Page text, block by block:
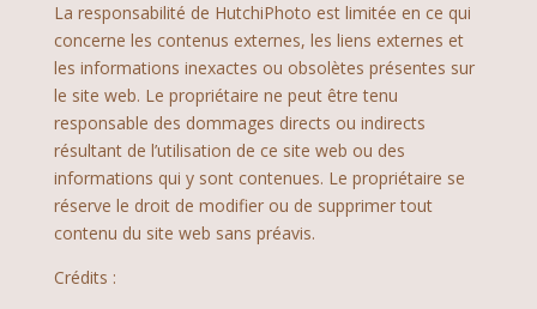
La responsabilité de HutchiPhoto est limitée en ce qui
concerne les contenus externes, les liens externes et
les informations inexactes ou obsolètes présentes sur
le site web. Le propriétaire ne peut être tenu
responsable des dommages directs ou indirects
résultant de l’utilisation de ce site web ou des
informations qui y sont contenues. Le propriétaire se
réserve le droit de modifier ou de supprimer tout
contenu du site web sans préavis.
Crédits :